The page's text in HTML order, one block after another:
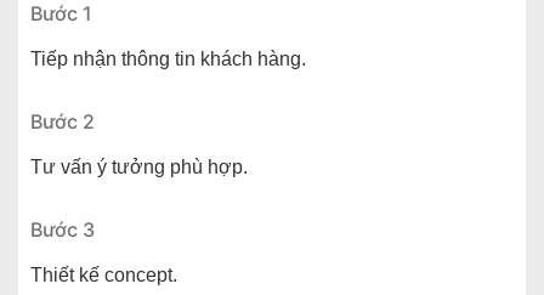
Bước 1
Tiếp nhận thông tin khách hàng.
Bước 2
Tư vấn ý tưởng phù hợp.
Bước 3
Thiết kế concept.